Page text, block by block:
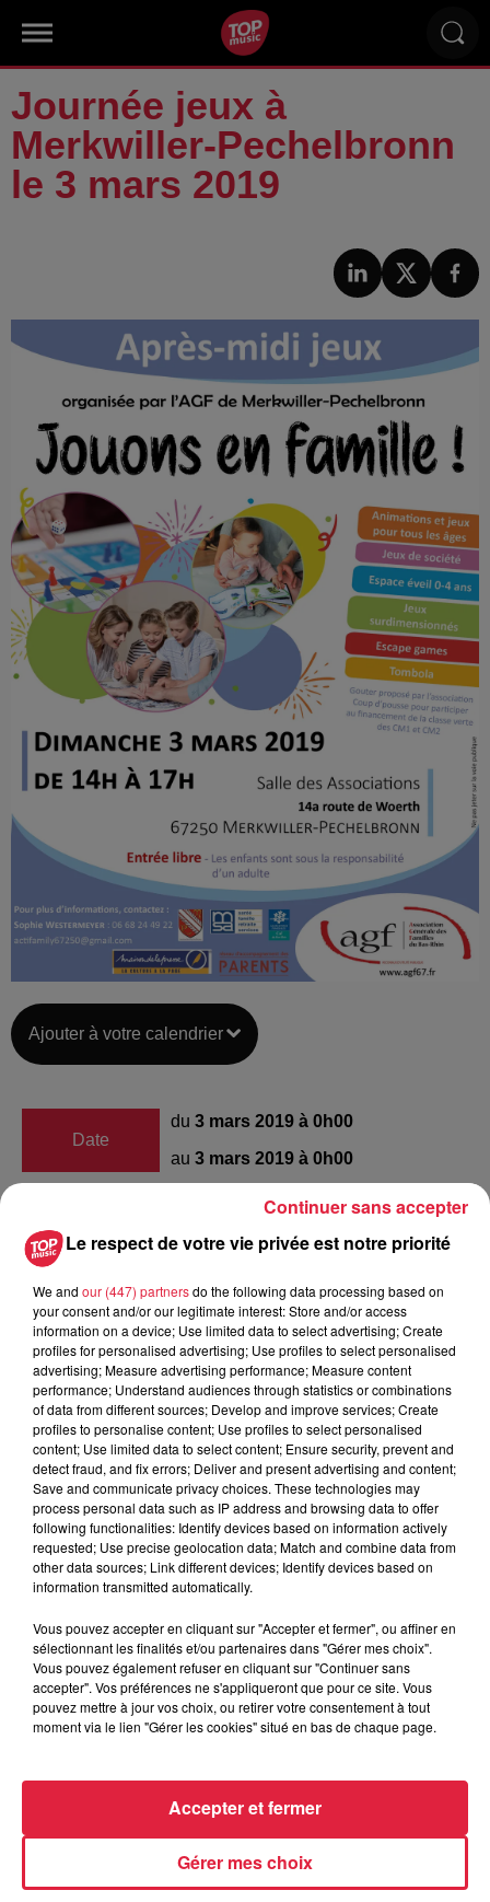
Journée jeux à
Merkwiller-Pechelbronn
le 3 mars 2019
Ajouter à votre calendrier
Date
du 3 mars 2019 à 0h00
au 3 mars 2019 à 0h00
Lieu
salle des associations -
Organisateur
Sophie WESTERMEYER
0668244922
actifamily67250@gmail.com
Tarif Gratuit
vous convier le dimanche 3 mars 2019 de 14h à 17h sa
première après-midi jeux intitulée « Jouons en famille » qui
aura lieu à la salle des Associations à Merkwiller-
Pechelbronn (14a route de Woerth). Cette manifestation a
pour vocation la rencontre entre plusieurs générations
de jeux : de société, surdimensionnés, de stratégies et de
hasards, escape games, … Ainsi que d’autres activités :
espace pour les tout-petits, tombola, … Durant l’après-midi,
Le respect de votre vie privée est notre priorité
We and our (447) partnersdo the following data processing based on
your consent and/or our legitimate interest: Store and/or access
information on a device; Use limited data to select advertising; Create
profiles for personalised advertising; Use profiles to select personalised
advertising; Measure advertising performance; Measure content
performance; Understand audiences through statistics or combinations
of data from different sources; Develop and improve services; Create
profiles to personalise content; Use profiles to select personalised
content; Use limited data to select content; Ensure security, prevent and
detect fraud, and fix errors; Deliver and present advertising and content;
Save and communicate privacy choices. These technologies may
process personal data such as IP address and browsing data to offer
following functionalities: Identify devices based on information actively
requested; Use precise geolocation data; Match and combine data from
other data sources; Link different devices; Identify devices based on
information transmitted automatically.
Vous pouvez accepter en cliquant sur "Accepter et fermer", ou affiner en
sélectionnant les finalités et/ou partenaires dans "Gérer mes choix".
Vous pouvez également refuser en cliquant sur "Continuer sans
accepter". Vos préférences ne s'appliqueront que pour ce site. Vous
pouvez mettre à jour vos choix, ou retirer votre consentement à tout
moment via le lien "Gérer les cookies" situé en bas de chaque page.
Gérer mes choix
Accepter et fermer
Continuer sans accepter